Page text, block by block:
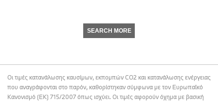
SEARCH MORE
Οι τιμές κατανάλωσης καυσίμων, εκπομπών CO2 και κατανάλωσης ενέργειας
που αναγράφονται στο παρόν, καθορίστηκαν σύμφωνα με τον Ευρωπαϊκό
Κανονισμό (ΕΚ) 715/2007 όπως ισχύει. Οι τιμές αφορούν όχημα με βασική